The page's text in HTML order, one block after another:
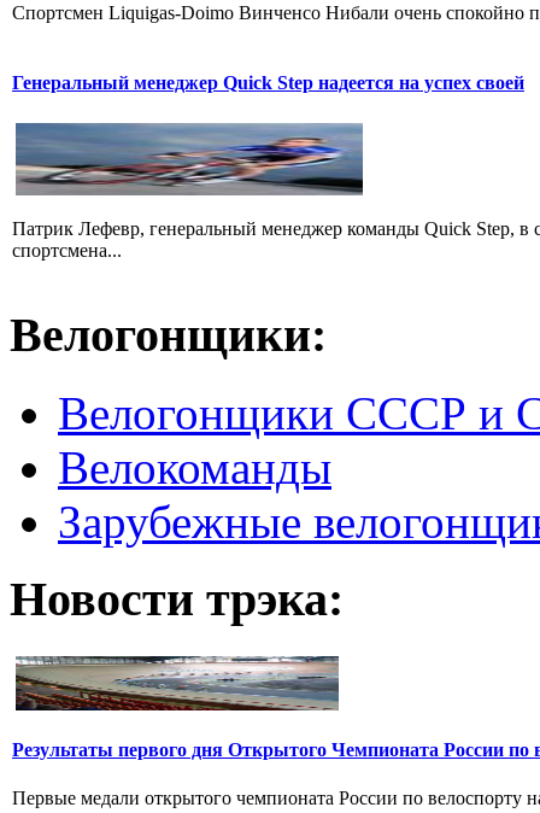
Cпортсмен Liquigas-Doimo Винченсо Нибали очень спокойно
Генеральный менеджер Quick Step надеется на успех своей
Патрик Лефевр, генеральный менеджер команды Quick Step, в
спортсмена...
Велогонщики:
Велогонщики СССР и
Велокоманды
Зарубежные
Новости трэка:
Результаты первого дня Открытого Чемпионата России по
Первые медали открытого чемпионата России по велоспорту